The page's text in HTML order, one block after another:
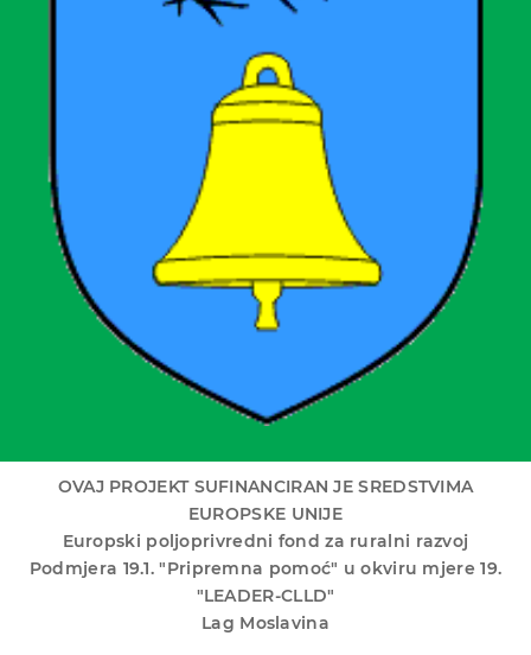
Općina Velika Trnovitica
OVAJ PROJEKT SUFINANCIRAN JE SREDSTVIMA
EUROPSKE UNIJE
Europski poljoprivredni fond za ruralni razvoj
Podmjera 19.1. "Pripremna pomoć" u okviru mjere 19.
"LEADER-CLLD"
Lag Moslavina